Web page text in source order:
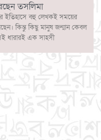
তসলিমা
ইতিহাসে বহু লেখকই সময়ের
কিন্তু কিছু মানুষ জন্মান কেবল
ধারারই এক সাহসী